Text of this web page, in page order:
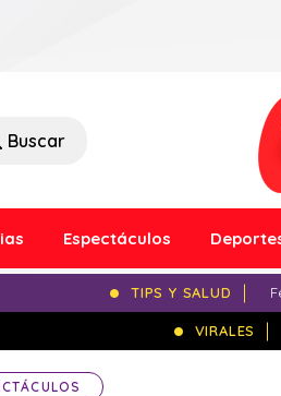
Buscar
Espectáculos
TIPS Y SALUD
VIRALES